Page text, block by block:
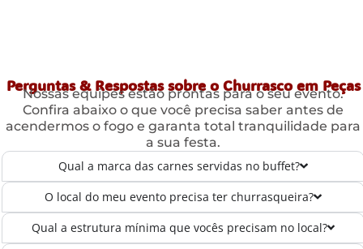
Perguntas & Respostas sobre o Churrasco em Peças
Nossas equipes estão prontas para o seu evento.
Confira abaixo o que você precisa saber antes de
acendermos o fogo e garanta total tranquilidade para
a sua festa.
Qual a marca das carnes servidas no buffet?
O local do meu evento precisa ter churrasqueira?
Qual a estrutura mínima que vocês precisam no local?